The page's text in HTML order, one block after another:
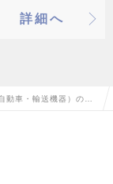
詳細へ
動車・輸送機器）のそ
求人情報一覧